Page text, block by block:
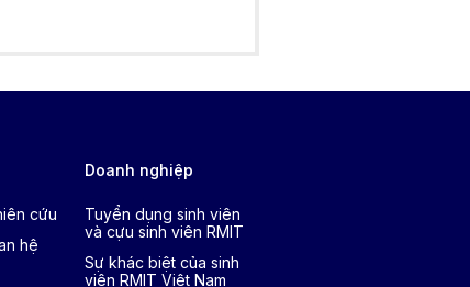
cứu
hệ
Doanh nghiệp
Tuyển dụng sinh viên
và cựu sinh viên RMIT
Sự khác biệt của sinh
viên RMIT Việt Nam